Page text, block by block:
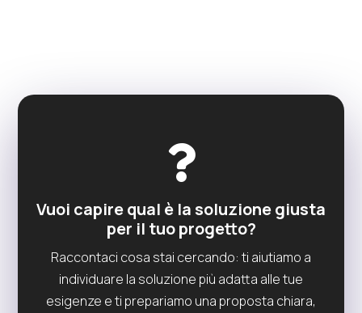

Vuoi capire qual è la soluzione giusta
per il tuo progetto?
Raccontaci cosa stai cercando: ti aiutiamo a
individuare la soluzione più adatta alle tue
esigenze e ti prepariamo una proposta chiara,